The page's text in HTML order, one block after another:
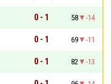
0 - 1 58
-14
0 - 1 69
-11
0 - 1 82
-13